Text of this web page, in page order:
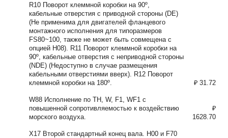
R10 Поворот клеммной коробки на 90º,
кабельные отверстия с приводной стороны (DE)
(Не применима для двигателей фланцевого
монтажного исполнения для типоразмеров
FS80~100, также не может быть совмещена с
опцией H08). R11 Поворот клеммной коробки на
90º, кабельные отверстия с неприводной стороны
(NDE) (Недоступно в случае размещения
кабельными отверстиями вверх). R12 Поворот
клеммной коробки на 180º.
₽ 31.72
W88 Исполнение по TH, W, F1, WF1 с
повышенной сопротивляемостью к воздействию
морского воздуха.
₽
1628.70
X17 Второй стандартный конец вала. H00 и F70